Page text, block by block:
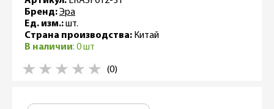
Бренд:Эра
Ед. изм.:шт.
Страна производства: Китай
В наличии: 0 шт
(0)